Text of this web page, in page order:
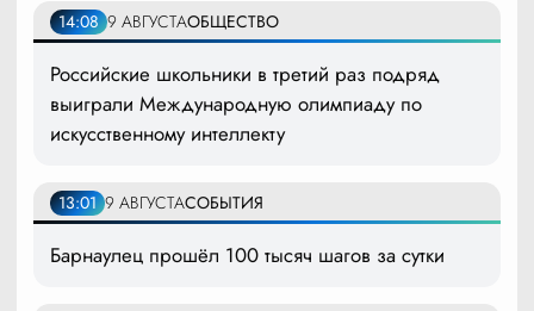
14:08 9 АВГУСТАОБЩЕСТВО
Российские школьники в третий раз подряд
выиграли Международную олимпиаду по
искусственному интеллекту
13:01 9 АВГУСТАСОБЫТИЯ
Барнаулец прошёл 100 тысяч шагов за сутки